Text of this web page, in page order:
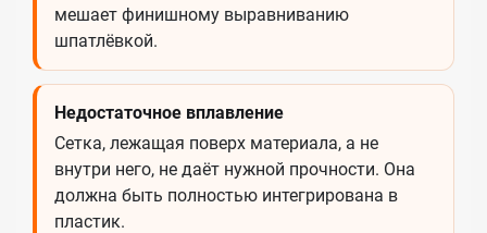
мешает финишному выравниванию
шпатлёвкой.
Недостаточное вплавление
Сетка, лежащая поверх материала, а не
внутри него, не даёт нужной прочности. Она
должна быть полностью интегрирована в
пластик.